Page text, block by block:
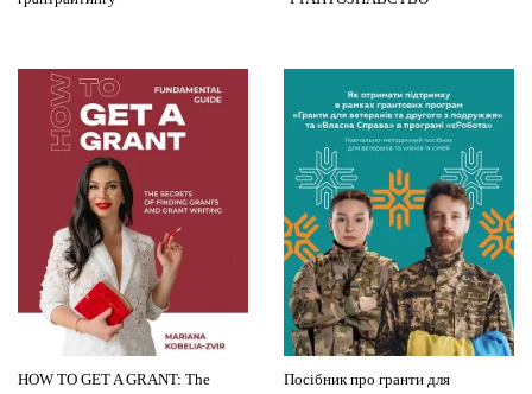
HOW TO GET A GRANT: The
Посібник про гранти для